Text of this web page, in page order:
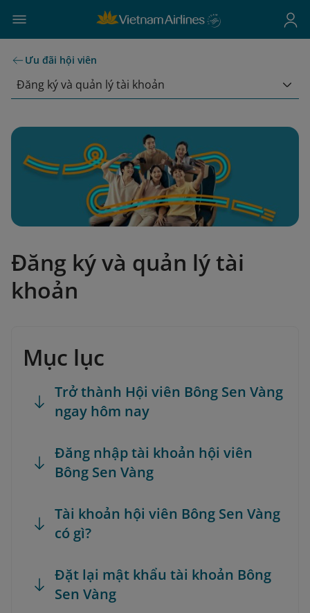
Ưu đãi hội viên
Đăng ký và quản lý tài khoản
Đăng ký và quản lý tài
khoản
Mục lục
Trở thành Hội viên Bông Sen Vàng
ngay hôm nay
Đăng nhập tài khoản hội viên
Bông Sen Vàng
Tài khoản hội viên Bông Sen Vàng
có gì?
Đặt lại mật khẩu tài khoản Bông
Sen Vàng